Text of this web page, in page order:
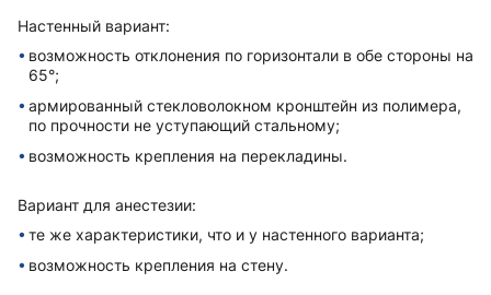
Настенный вариант:
возможность отклонения по горизонтали в обе стороны на
65°;
армированный стекловолокном кронштейн из полимера,
по прочности не уступающий стальному;
возможность крепления на перекладины.
Вариант для анестезии:
те же xарактеристики, что и у настенного варианта;
возможность крепления на стену.